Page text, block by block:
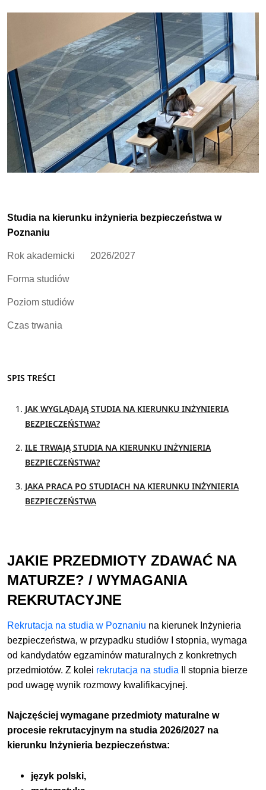
Studia na kierunku inżynieria bezpieczeństwa w
Poznaniu
Rok akademicki 2026/2027
Forma studiów
Poziom studiów
Czas trwania
SPIS TREŚCI
JAK WYGLĄDAJĄ STUDIA NA KIERUNKU INŻYNIERIA
BEZPIECZEŃSTWA?
ILE TRWAJĄ STUDIA NA KIERUNKU INŻYNIERIA
BEZPIECZEŃSTWA?
JAKA PRACA PO STUDIACH NA KIERUNKU INŻYNIERIA
BEZPIECZEŃSTWA
JAKIE PRZEDMIOTY ZDAWAĆ NA
MATURZE? / WYMAGANIA
REKRUTACYJNE
Rekrutacja na studia w Poznaniu na kierunek Inżynieria
bezpieczeństwa, w przypadku studiów I stopnia, wymaga
od kandydatów egzaminów maturalnych z konkretnych
przedmiotów. Z kolei rekrutacja na studia II stopnia bierze
pod uwagę wynik rozmowy kwalifikacyjnej.
Najczęściej wymagane przedmioty maturalne w
procesie rekrutacyjnym na studia 2026/2027 na
kierunku Inżynieria bezpieczeństwa:
język polski,